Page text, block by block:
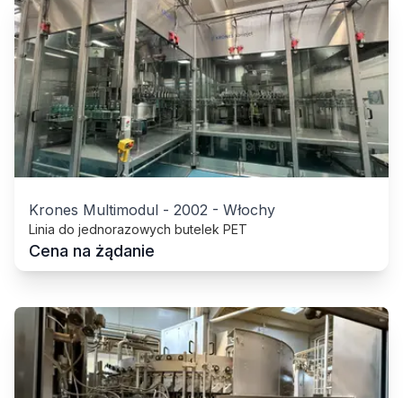
Krones Multimodul - 2002 - Włochy
Linia do jednorazowych butelek PET
Cena na żądanie